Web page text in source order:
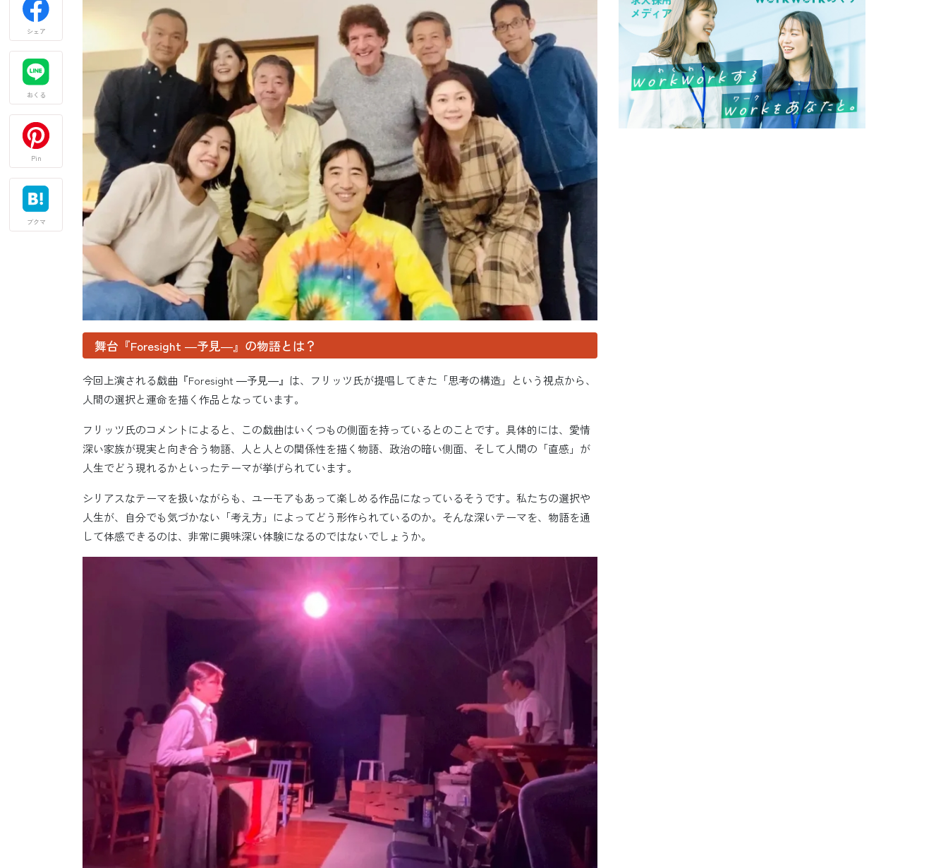
舞台『Foresight ―予見―』の物語とは？
今回上演される戯曲『Foresight ―予見―』は、フリッツ氏が提唱してきた「思考の構造」という視点から、
人間の選択と運命を描く作品となっています。
フリッツ氏のコメントによると、この戯曲はいくつもの側面を持っているとのことです。具体的には、愛情
深い家族が現実と向き合う物語、人と人との関係性を描く物語、政治の暗い側面、そして人間の「直感」が
人生でどう現れるかといったテーマが挙げられています。
シリアスなテーマを扱いながらも、ユーモアもあって楽しめる作品になっているそうです。私たちの選択や
人生が、自分でも気づかない「考え方」によってどう形作られているのか。そんな深いテーマを、物語を通
して体感できるのは、非常に興味深い体験になるのではないでしょうか。
シェア
おくる
Pin
ブクマ